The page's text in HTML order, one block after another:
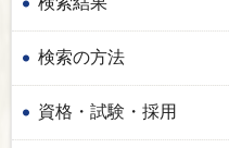
検索の方法
資格・試験・採用